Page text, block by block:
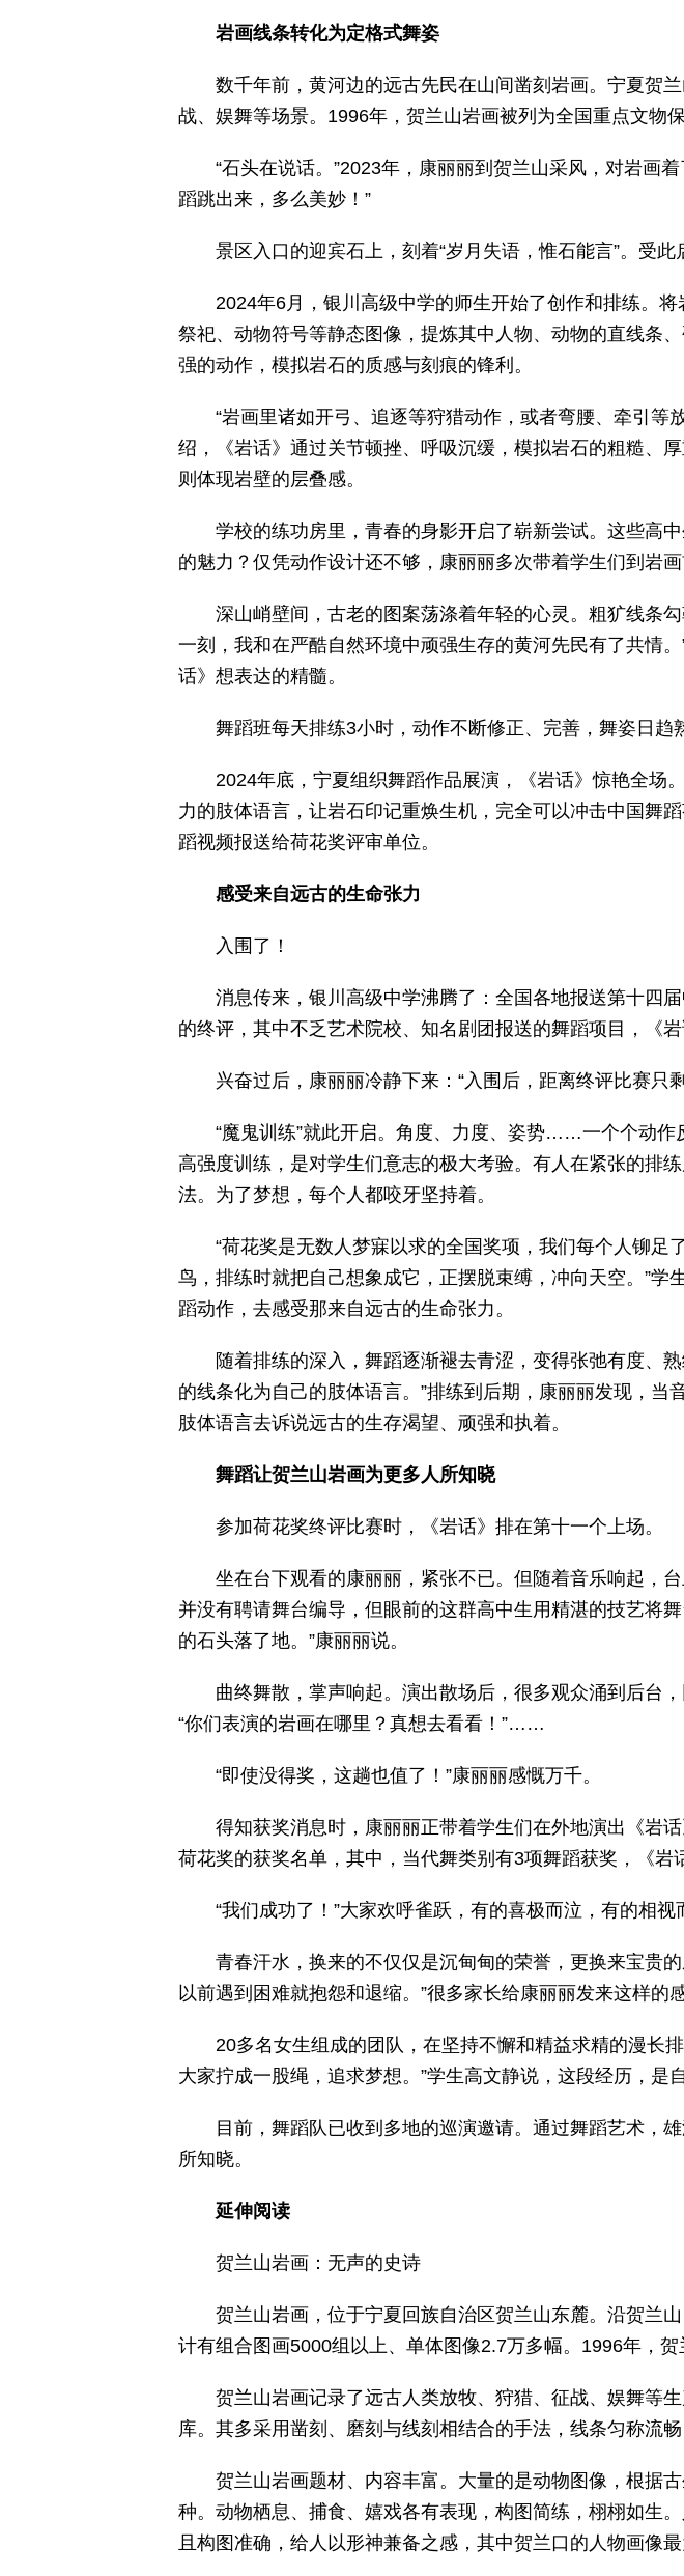
岩画线条转化为定格式舞姿
数千年前，黄河边的远古先民在山间凿刻岩画。宁夏贺
战、娱舞等场景。1996年，贺兰山岩画被列为全国重点文物保
“石头在说话。”2023年，康丽丽到贺兰山采风，对岩画
蹈跳出来，多么美妙！”
景区入口的迎宾石上，刻着“岁月失语，惟石能言”。受此
2024年6月，银川高级中学的师生开始了创作和排练。
祭祀、动物符号等静态图像，提炼其中人物、动物的直线条
强的动作，模拟岩石的质感与刻痕的锋利。
“岩画里诸如开弓、追逐等狩猎动作，或者弯腰、牵引等
绍，《岩话》通过关节顿挫、呼吸沉缓，模拟岩石的粗糙、
则体现岩壁的层叠感。
学校的练功房里，青春的身影开启了崭新尝试。这些高
的魅力？仅凭动作设计还不够，康丽丽多次带着学生们到岩画
深山峭壁间，古老的图案荡涤着年轻的心灵。粗犷线条
一刻，我和在严酷自然环境中顽强生存的黄河先民有了共情
话》想表达的精髓。
舞蹈班每天排练3小时，动作不断修正、完善，舞姿日趋
2024年底，宁夏组织舞蹈作品展演，《岩话》惊艳全场
力的肢体语言，让岩石印记重焕生机，完全可以冲击中国舞
蹈视频报送给荷花奖评审单位。
感受来自远古的生命张力
入围了！
消息传来，银川高级中学沸腾了：全国各地报送第十四
的终评，其中不乏艺术院校、知名剧团报送的舞蹈项目，《
兴奋过后，康丽丽冷静下来：“入围后，距离终评比赛
“魔鬼训练”就此开启。角度、力度、姿势……一个个动
高强度训练，是对学生们意志的极大考验。有人在紧张的排
法。为了梦想，每个人都咬牙坚持着。
“荷花奖是无数人梦寐以求的全国奖项，我们每个人铆足
鸟，排练时就把自己想象成它，正摆脱束缚，冲向天空。”
蹈动作，去感受那来自远古的生命张力。
随着排练的深入，舞蹈逐渐褪去青涩，变得张弛有度、
的线条化为自己的肢体语言。”排练到后期，康丽丽发现，
肢体语言去诉说远古的生存渴望、顽强和执着。
舞蹈让贺兰山岩画为更多人所知晓
参加荷花奖终评比赛时，《岩话》排在第十一个上场。
坐在台下观看的康丽丽，紧张不已。但随着音乐响起，
并没有聘请舞台编导，但眼前的这群高中生用精湛的技艺将
的石头落了地。”康丽丽说。
曲终舞散，掌声响起。演出散场后，很多观众涌到后台
“你们表演的岩画在哪里？真想去看看！”……
“即使没得奖，这趟也值了！”康丽丽感慨万千。
得知获奖消息时，康丽丽正带着学生们在外地演出《岩
荷花奖的获奖名单，其中，当代舞类别有3项舞蹈获奖，《岩
“我们成功了！”大家欢呼雀跃，有的喜极而泣，有的相
青春汗水，换来的不仅仅是沉甸甸的荣誉，更换来宝贵
以前遇到困难就抱怨和退缩。”很多家长给康丽丽发来这样的
20多名女生组成的团队，在坚持不懈和精益求精的漫长
大家拧成一股绳，追求梦想。”学生高文静说，这段经历，是
目前，舞蹈队已收到多地的巡演邀请。通过舞蹈艺术，
所知晓。
延伸阅读
贺兰山岩画：无声的史诗
贺兰山岩画，位于宁夏回族自治区贺兰山东麓。沿贺兰
计有组合图画5000组以上、单体图像2.7万多幅。1996年，
贺兰山岩画记录了远古人类放牧、狩猎、征战、娱舞等
库。其多采用凿刻、磨刻与线刻相结合的手法，线条匀称流畅
贺兰山岩画题材、内容丰富。大量的是动物图像，根据
种。动物栖息、捕食、嬉戏各有表现，构图简练，栩栩如生
且构图准确，给人以形神兼备之感，其中贺兰口的人物画像最